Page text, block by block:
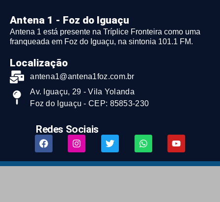
Antena 1 - Foz do Iguaçu
Antena 1 está presente na Tríplice Fronteira como uma
franqueada em Foz do Iguaçu, na sintonia 101.1 FM.
Localização
antena1@antena1foz.com.br
Av. Iguaçu, 29 - Vila Yolanda
Foz do Iguaçu - CEP: 85853-230
Redes Sociais